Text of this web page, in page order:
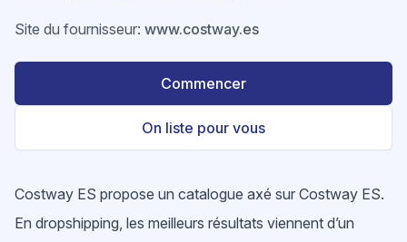
Site du fournisseur: www.costway.es
Commencer
On liste pour vous
Costway ES propose un catalogue axé sur Costway ES.
En dropshipping, les meilleurs résultats viennent d’un